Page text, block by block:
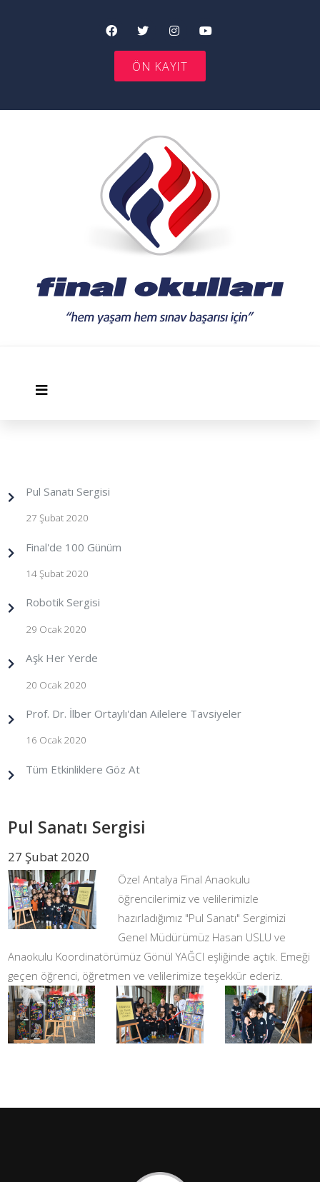
ÖN KAYIT
Pul Sanatı Sergisi
27 Şubat 2020
Final'de 100 Günüm
14 Şubat 2020
Robotik Sergisi
29 Ocak 2020
Aşk Her Yerde
20 Ocak 2020
Prof. Dr. İlber Ortaylı'dan Ailelere Tavsiyeler
16 Ocak 2020
Tüm Etkinliklere Göz At
Pul Sanatı Sergisi
27 Şubat 2020
Özel Antalya Final Anaokulu
öğrencilerimiz ve velilerimizle
hazırladığımız "Pul Sanatı" Sergimizi
Genel Müdürümüz Hasan USLU ve
Anaokulu Koordinatörümüz Gönül YAĞCI eşliğinde açtık. Emeği
geçen öğrenci, öğretmen ve velilerimize teşekkür ederiz.